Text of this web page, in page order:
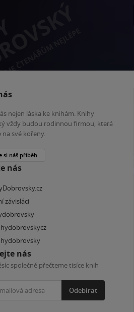
nejen láska ke knihám. Knihy
vždy budou rodinnou firmou, která
své kořeny.
si náš příběh
nás
závisláci
nás
společně přečteme tisíce knih
Odebírat